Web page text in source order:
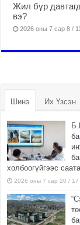
Жил бүр
вэ?
2026 оны 7 сар 8 /
Шинэ Их Үзсэн
холбоогүйгээс
2026 оны 7 сар 20 / 17